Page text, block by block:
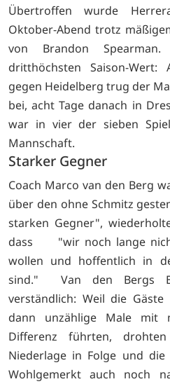
Übertroffen wurde
Oktober-Abend trotz
von Brandon
dritthöchsten Saison-
gegen Heidelberg trug der
bei, acht Tage danach in
war in vier der sieben
Mannschaft.
Starker Gegner
Coach Marco van den Berg
über den ohne Schmitz
starken Gegner",
dass "wir noch lange
wollen und hoffentlich in
sind." Van den Bergs
verständlich: Weil die
dann unzählige Male mit
Differenz führten,
Niederlage in Folge und die
Wohlgemerkt auch noch